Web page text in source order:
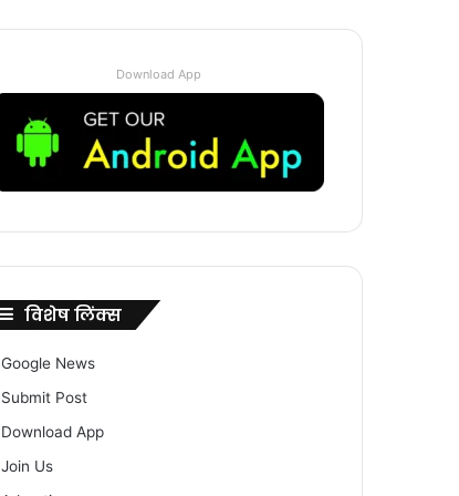
Download App
विशेष लिंक्स
Google News
Submit Post
Download App
Join Us